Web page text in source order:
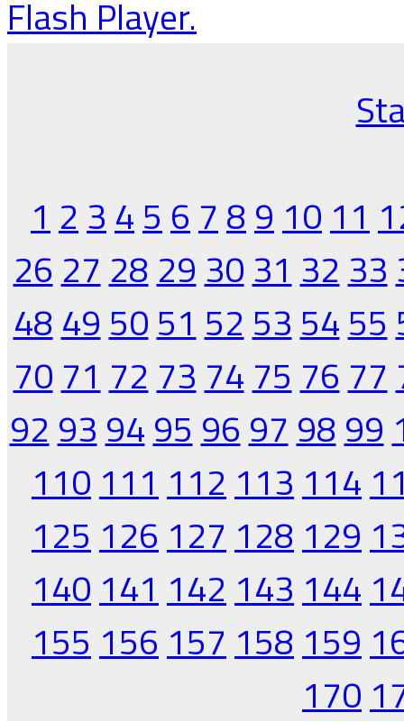
Flash Player.
1 2 3 4 5 6 7 8 9 10 11
26 27 28 29 30 31 32 33
48 49 50 51 52 53 54 55
70 71 72 73 74 75 76 77
92 93 94 95 96 97 98 99
110 111 112 113 114
125 126 127 128 129
140 141 142 143 144
155 156 157 158 159
170